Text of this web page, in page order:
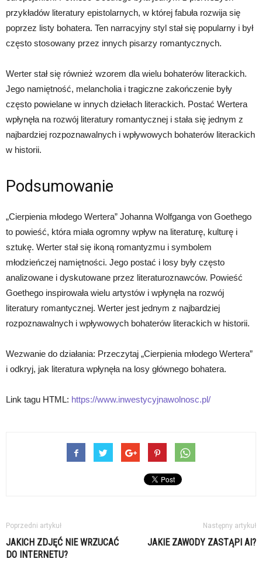
przykładów literatury epistolarnych, w której fabuła rozwija się
poprzez listy bohatera. Ten narracyjny styl stał się popularny i był
często stosowany przez innych pisarzy romantycznych.
Werter stał się również wzorem dla wielu bohaterów literackich.
Jego namiętność, melancholia i tragiczne zakończenie były
często powielane w innych dziełach literackich. Postać Wertera
wpłynęła na rozwój literatury romantycznej i stała się jednym z
najbardziej rozpoznawalnych i wpływowych bohaterów literackich
w historii.
Podsumowanie
„Cierpienia młodego Wertera” Johanna Wolfganga von Goethego
to powieść, która miała ogromny wpływ na literaturę, kulturę i
sztukę. Werter stał się ikoną romantyzmu i symbolem
młodzieńczej namiętności. Jego postać i losy były często
analizowane i dyskutowane przez literaturoznawców. Powieść
Goethego inspirowała wielu artystów i wpłynęła na rozwój
literatury romantycznej. Werter jest jednym z najbardziej
rozpoznawalnych i wpływowych bohaterów literackich w historii.
Wezwanie do działania: Przeczytaj „Cierpienia młodego Wertera”
i odkryj, jak literatura wpłynęła na losy głównego bohatera.
Link tagu HTML: https://www.inwestycyjnawolnosc.pl/
Poprzedni artykuł
JAKICH ZDJĘĆ NIE WRZUCAĆ
DO INTERNETU?
Następny artykuł
JAKIE ZAWODY ZASTĄPI AI?